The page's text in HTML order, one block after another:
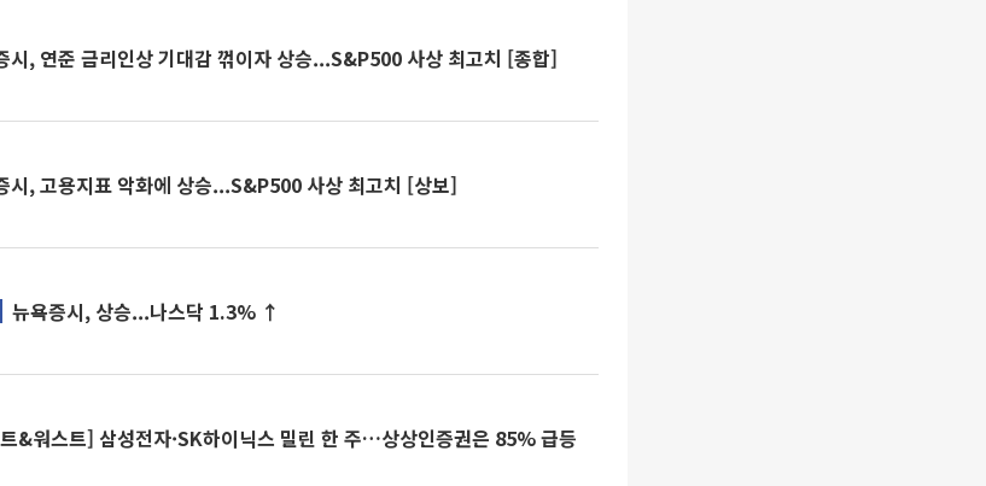
시, 연준 금리인상 기대감 꺾이자 상승...S&P500 사상 최고치 [종합]
시, 고용지표 악화에 상승...S&P500 사상 최고치 [상보]
뉴욕증시, 상승...나스닥 1.3% ↑
&워스트] 삼성전자·SK하이닉스 밀린 한 주…상상인증권은 85% 급등